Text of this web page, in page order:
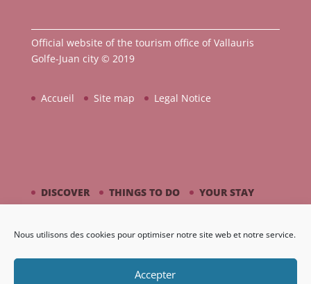
Nous utilisons des cookies pour optimiser notre site web et notre service.
Accepter
Official website of the tourism office of Vallauris
Golfe-Juan city © 2019
Accueil Site map Legal Notice
DISCOVER THINGS TO DO
YOUR STAY
AGENDA GALLERY